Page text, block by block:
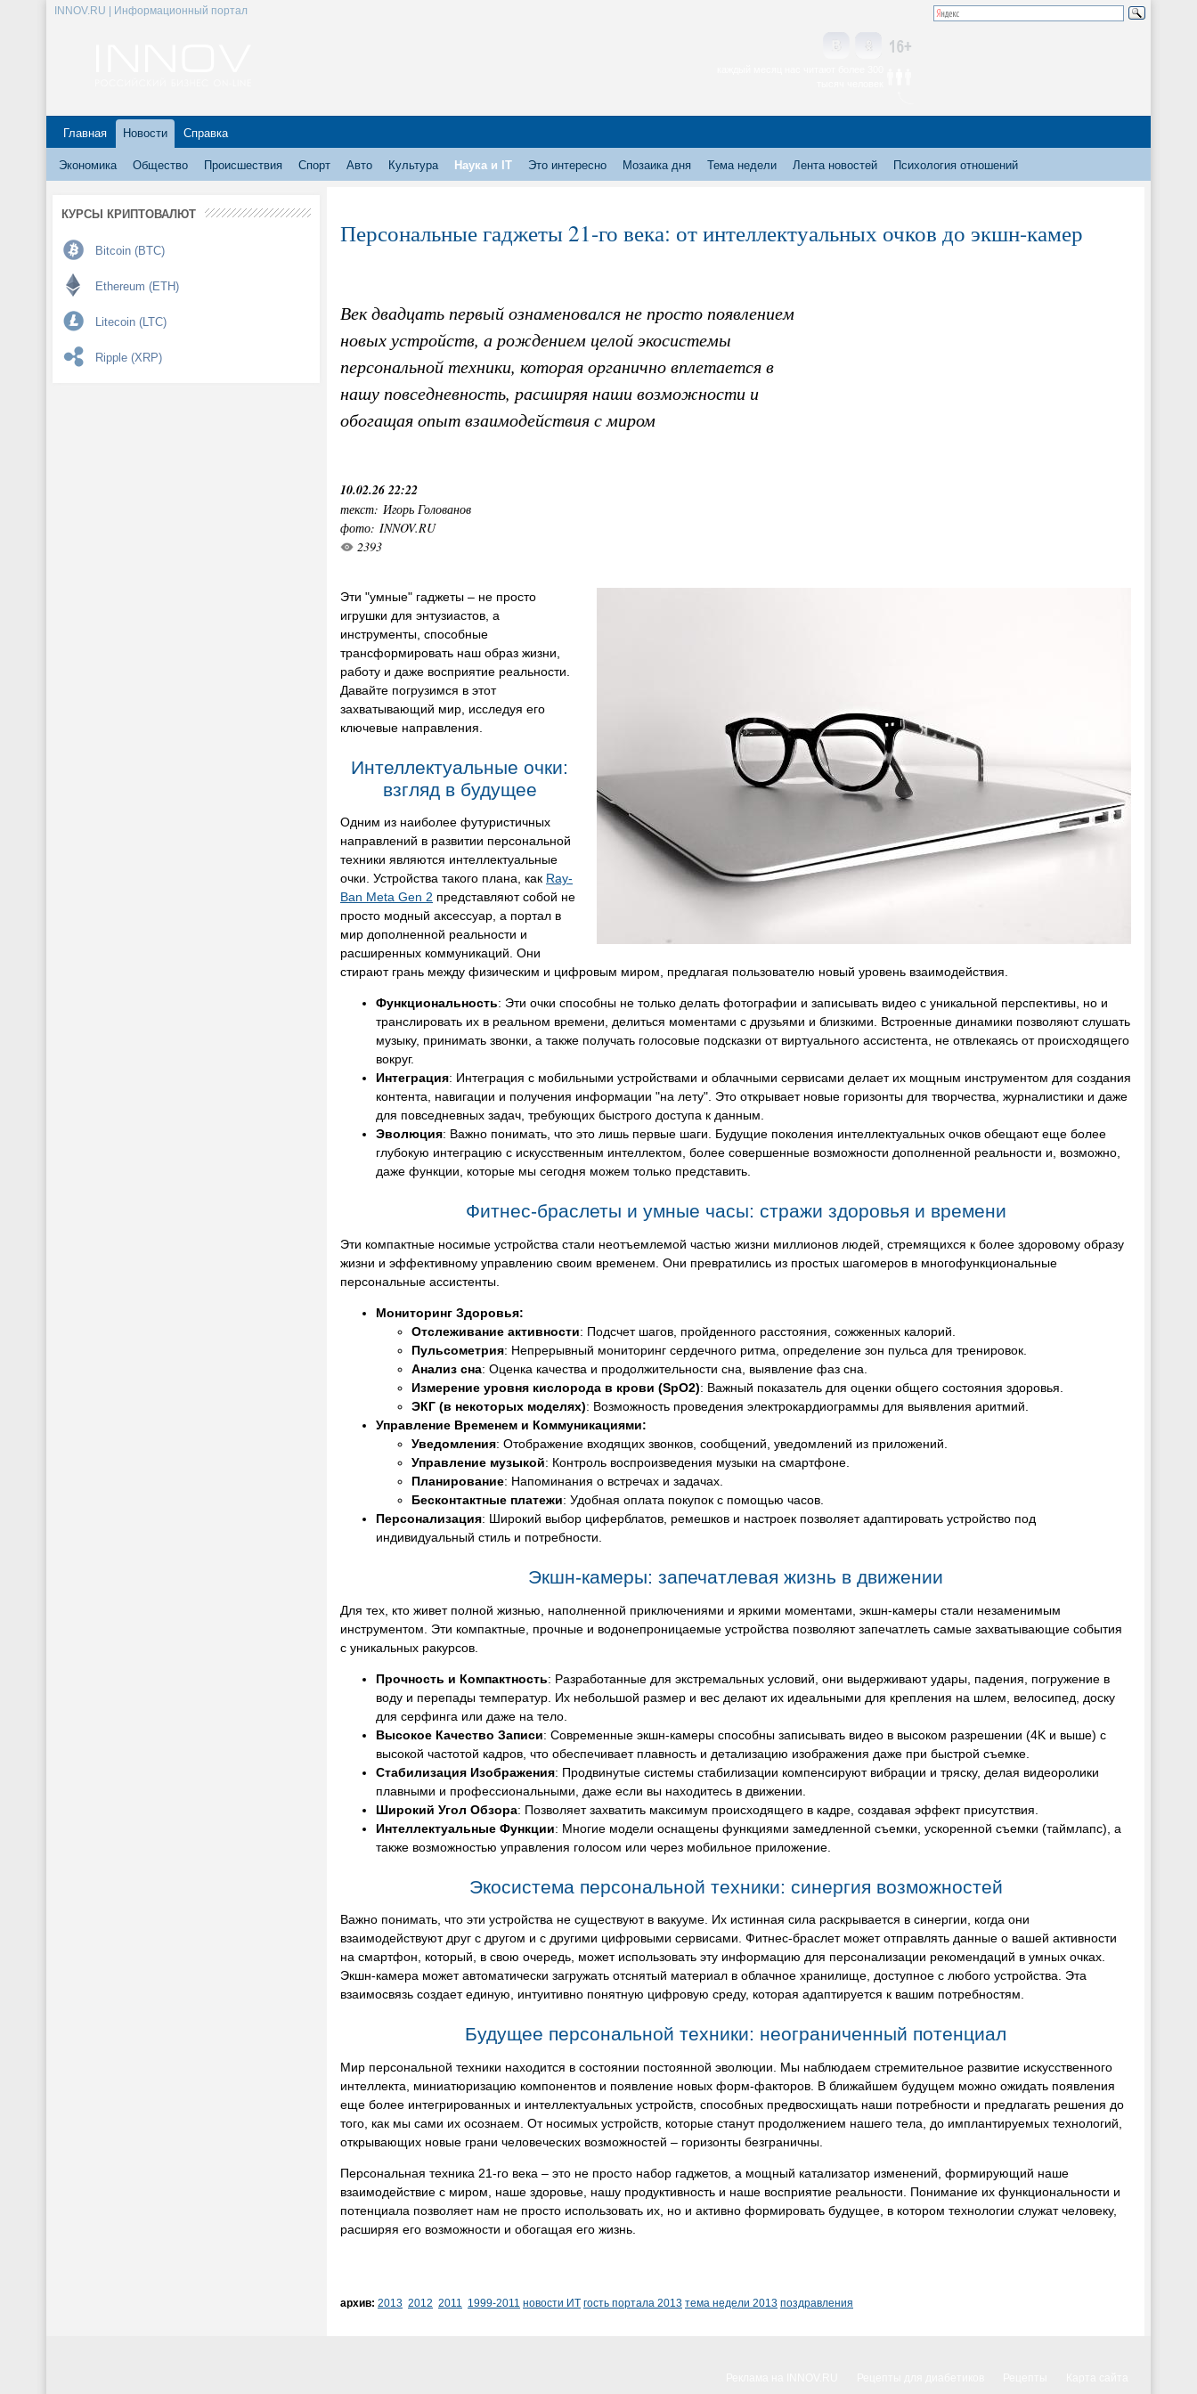
INNOV.RU | Информационный портал
Главная Новости Справка
Экономика Общество Происшествия Спорт Авто Культура Наука и IT Это интересно Мозаика дня Тема недели Лента новостей Психология отношений
КУРСЫ КРИПТОВАЛЮТ
Bitcoin (BTC)
Ethereum (ETH)
Litecoin (LTC)
Ripple (XRP)
Персональные гаджеты 21-го века: от интеллектуальных очков до экшн-камер
Век двадцать первый ознаменовался не просто появлением
новых устройств, а рождением целой экосистемы
персональной техники, которая органично вплетается в
нашу повседневность, расширяя наши возможности и
обогащая опыт взаимодействия с миром
10.02.26 22:22
текст: Игорь Голованов
фото: INNOV.RU
2393
Эти "умные" гаджеты – не просто
игрушки для энтузиастов, а
инструменты, способные
трансформировать наш образ жизни,
работу и даже восприятие реальности.
Давайте погрузимся в этот
захватывающий мир, исследуя его
ключевые направления.
Интеллектуальные очки:
взгляд в будущее
Одним из наиболее футуристичных
направлений в развитии персональной
техники являются интеллектуальные
очки. Устройства такого плана, как Ray-
Ban Meta Gen 2 представляют собой не
просто модный аксессуар, а портал в
мир дополненной реальности и
расширенных коммуникаций. Они
стирают грань между физическим и цифровым миром, предлагая пользователю новый уровень взаимодействия.
Функциональность: Эти очки способны не только делать фотографии и записывать видео с уникальной перспективы, но и
транслировать их в реальном времени, делиться моментами с друзьями и близкими. Встроенные динамики позволяют слушать
музыку, принимать звонки, а также получать голосовые подсказки от виртуального ассистента, не отвлекаясь от происходящего
вокруг.
Интеграция: Интеграция с мобильными устройствами и облачными сервисами делает их мощным инструментом для создания
контента, навигации и получения информации "на лету". Это открывает новые горизонты для творчества, журналистики и даже
для повседневных задач, требующих быстрого доступа к данным.
Эволюция: Важно понимать, что это лишь первые шаги. Будущие поколения интеллектуальных очков обещают еще более
глубокую интеграцию с искусственным интеллектом, более совершенные возможности дополненной реальности и, возможно,
даже функции, которые мы сегодня можем только представить.
Фитнес-браслеты и умные часы: стражи здоровья и времени
Эти компактные носимые устройства стали неотъемлемой частью жизни миллионов людей, стремящихся к более здоровому образу
жизни и эффективному управлению своим временем. Они превратились из простых шагомеров в многофункциональные
персональные ассистенты.
Мониторинг Здоровья:
Отслеживание активности: Подсчет шагов, пройденного расстояния, сожженных калорий.
Пульсометрия: Непрерывный мониторинг сердечного ритма, определение зон пульса для тренировок.
Анализ сна: Оценка качества и продолжительности сна, выявление фаз сна.
Измерение уровня кислорода в крови (SpO2): Важный показатель для оценки общего состояния здоровья.
ЭКГ (в некоторых моделях): Возможность проведения электрокардиограммы для выявления аритмий.
Управление Временем и Коммуникациями:
Уведомления: Отображение входящих звонков, сообщений, уведомлений из приложений.
Управление музыкой: Контроль воспроизведения музыки на смартфоне.
Планирование: Напоминания о встречах и задачах.
Бесконтактные платежи: Удобная оплата покупок с помощью часов.
Персонализация: Широкий выбор циферблатов, ремешков и настроек позволяет адаптировать устройство под
индивидуальный стиль и потребности.
Экшн-камеры: запечатлевая жизнь в движении
Для тех, кто живет полной жизнью, наполненной приключениями и яркими моментами, экшн-камеры стали незаменимым
инструментом. Эти компактные, прочные и водонепроницаемые устройства позволяют запечатлеть самые захватывающие события
с уникальных ракурсов.
Прочность и Компактность: Разработанные для экстремальных условий, они выдерживают удары, падения, погружение в
воду и перепады температур. Их небольшой размер и вес делают их идеальными для крепления на шлем, велосипед, доску
для серфинга или даже на тело.
Высокое Качество Записи: Современные экшн-камеры способны записывать видео в высоком разрешении (4K и выше) с
высокой частотой кадров, что обеспечивает плавность и детализацию изображения даже при быстрой съемке.
Стабилизация Изображения: Продвинутые системы стабилизации компенсируют вибрации и тряску, делая видеоролики
плавными и профессиональными, даже если вы находитесь в движении.
Широкий Угол Обзора: Позволяет захватить максимум происходящего в кадре, создавая эффект присутствия.
Интеллектуальные Функции: Многие модели оснащены функциями замедленной съемки, ускоренной съемки (таймлапс), а
также возможностью управления голосом или через мобильное приложение.
Экосистема персональной техники: синергия возможностей
Важно понимать, что эти устройства не существуют в вакууме. Их истинная сила раскрывается в синергии, когда они
взаимодействуют друг с другом и с другими цифровыми сервисами. Фитнес-браслет может отправлять данные о вашей активности
на смартфон, который, в свою очередь, может использовать эту информацию для персонализации рекомендаций в умных очках.
Экшн-камера может автоматически загружать отснятый материал в облачное хранилище, доступное с любого устройства. Эта
взаимосвязь создает единую, интуитивно понятную цифровую среду, которая адаптируется к вашим потребностям.
Будущее персональной техники: неограниченный потенциал
Мир персональной техники находится в состоянии постоянной эволюции. Мы наблюдаем стремительное развитие искусственного
интеллекта, миниатюризацию компонентов и появление новых форм-факторов. В ближайшем будущем можно ожидать появления
еще более интегрированных и интеллектуальных устройств, способных предвосхищать наши потребности и предлагать решения до
того, как мы сами их осознаем. От носимых устройств, которые станут продолжением нашего тела, до имплантируемых технологий,
открывающих новые грани человеческих возможностей – горизонты безграничны.
Персональная техника 21-го века – это не просто набор гаджетов, а мощный катализатор изменений, формирующий наше
взаимодействие с миром, наше здоровье, нашу продуктивность и наше восприятие реальности. Понимание их функциональности и
потенциала позволяет нам не просто использовать их, но и активно формировать будущее, в котором технологии служат человеку,
расширяя его возможности и обогащая его жизнь.
архив: 2013 2012 2011 1999-2011 новости ИТ гость портала 2013 тема недели 2013 поздравления